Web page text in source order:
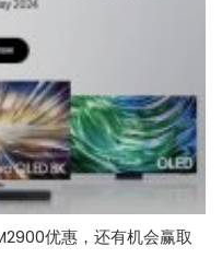
优惠，还有机会赢取